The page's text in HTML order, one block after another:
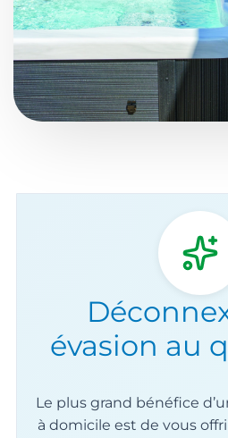
évasion au
Le plus grand bénéfice
à domicile est de vous